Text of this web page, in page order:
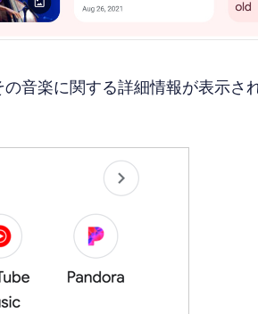
音楽に関する詳細情報が表示さ